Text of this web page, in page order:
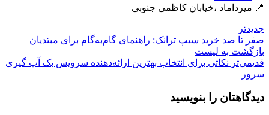
📍 میرداماد ،خیابان کاظمی جنوبی
جدیدتر
صفر تا صد خرید سیپ ترانک: راهنمای گام‌به‌گام برای مبتدیان
بازگشت بە لیست
قدیمی‌تر نکاتی برای انتخاب بهترین ارائه‌دهنده سرویس بک آپ گیری
سرور
دیدگاهتان را بنویسید